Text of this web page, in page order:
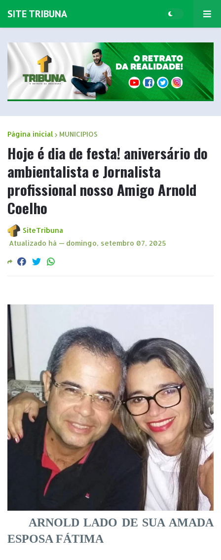
SITE TRIBUNA
Página inicial MUNICIPIOS
Hoje é dia de festa! aniversário do
ambientalista e Jornalista
profissional nosso Amigo Arnold
Coelho
SiteTribuna
Atualizado há — domingo, setembro 07, 2025
ARNOLD LADO DE SUA AMADA
ESPOSA FÁTIMA